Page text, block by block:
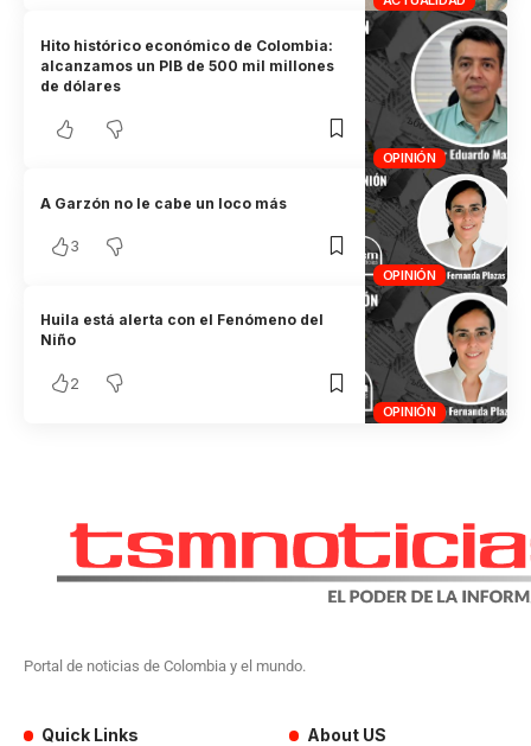
OPINIÓN
Hito histórico económico de Colombia:
alcanzamos un PIB de 500 mil millones
de dólares
OPINIÓN
A Garzón no le cabe un loco más
3
OPINIÓN
Huila está alerta con el Fenómeno del
Niño
2
Portal de noticias de Colombia y el mundo.
Quick Links About US